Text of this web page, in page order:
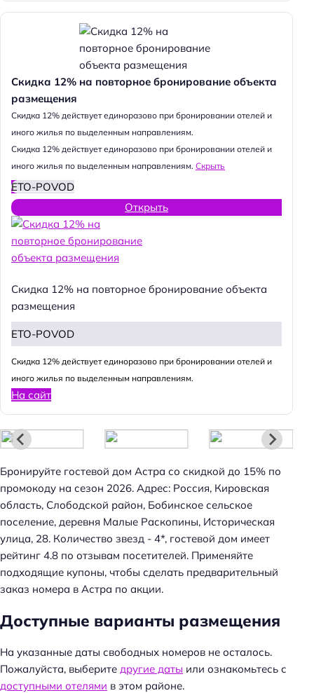
Скидка 12% на повторное бронирование объекта
размещения
Cкидка 12% действует единоразово при бронировании отелей и
иного жилья по выделенным направлениям.
Cкидка 12% действует единоразово при бронировании отелей и
иного жилья по выделенным направлениям. Скрыть
ETO-POVOD
Открыть
Скидка 12% на повторное бронирование объекта
размещения
ETO-POVOD
Cкидка 12% действует единоразово при бронировании отелей и
иного жилья по выделенным направлениям.
На сайт
Бронируйте гостевой дом Астра со скидкой до 15% по
промокоду на сезон 2026. Адрес: Россия, Кировская
область, Слободской район, Бобинское сельское
поселение, деревня Малые Раскопины, Историческая
улица, 28. Количество звезд - 4*, гостевой дом имеет
рейтинг 4.8 по отзывам посетителей. Применяйте
подходящие купоны, чтобы сделать предварительный
заказ номера в Астра по акции.
Доступные варианты размещения
На указанные даты свободных номеров не осталось.
Пожалуйста, выберите другие даты или ознакомьтесь с
доступными отелями в этом районе.
Н
й
и
: